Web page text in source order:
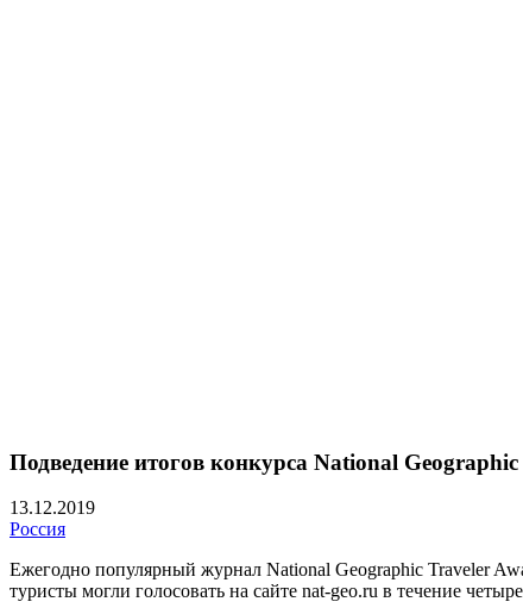
Подведение итогов конкурса National
13.12.2019
Россия
Ежегодно популярный журнал National Geographic Traveler
туристы могли голосовать на сайте nat-geo.ru в течение